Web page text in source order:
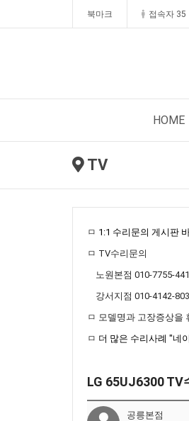
북마크 접속자 35
HOME
TV
ㅁ 1:1 수리문의 게시판
ㅁ TV수리문의
노원본점 010-7755-
강서지점 010-4142-
ㅁ 모델명과 고장증상을
ㅁ 더 많은 수리사례 "네
LG 65UJ6300 TV
공릉본점